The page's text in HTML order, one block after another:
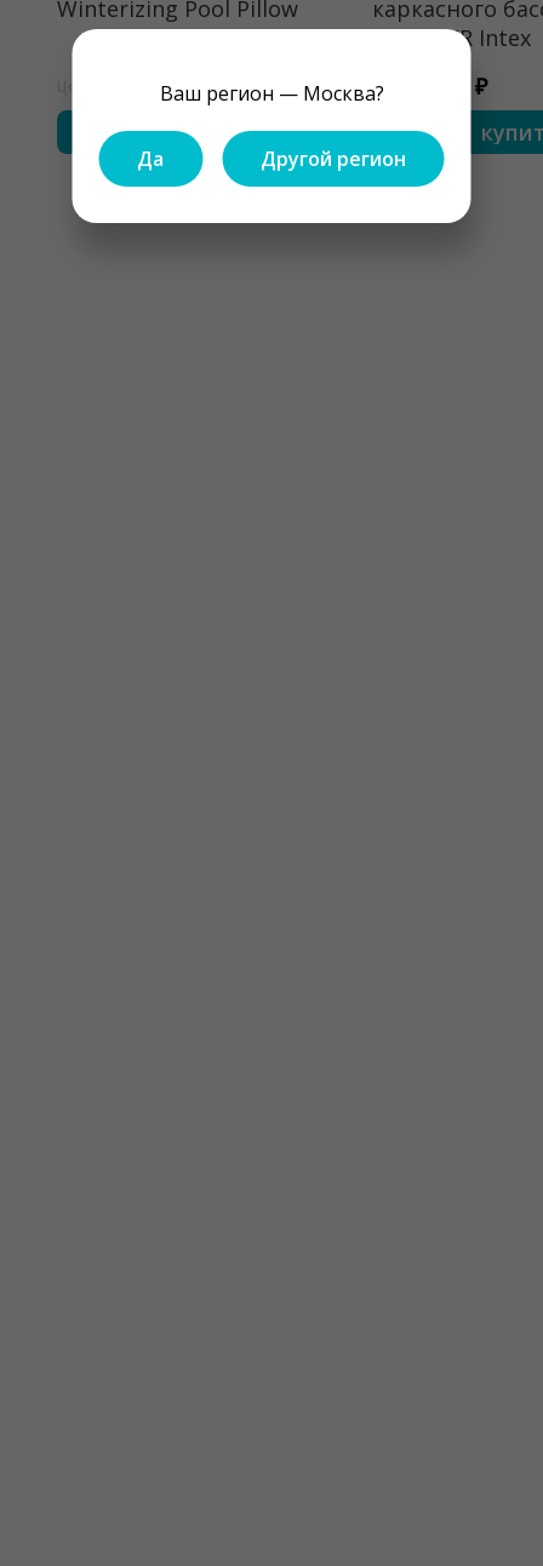
Ваш регион — Москва?
Да Другой регион
Winterizing Pool Pillow
1650 ₽
купить
каркасного
Ultra XTR Intex
Цена
450 ₽